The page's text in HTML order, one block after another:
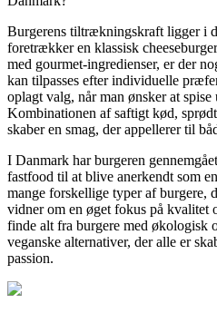
Burgerens tiltrækningskraft ligger i
foretrækker en klassisk
med gourmet-ingredienser, er der
kan tilpasses efter individuelle
oplagt valg, når man ønsker at
Kombinationen af saftigt kød,
skaber en smag, der appellerer til
I Danmark har burgeren
fastfood til at blive anerkendt som
mange forskellige typer af burgere,
vidner om en øget fokus på kvalitet
finde alt fra burgere med økologisk
veganske alternativer, der alle er
passion.